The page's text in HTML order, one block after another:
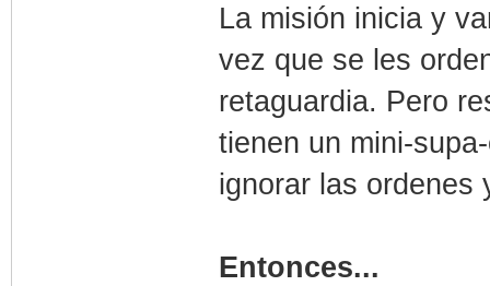
La misión inicia y
vez que se les
retaguardia. Pero
tienen un mini-
ignorar las ordenes
Entonces...